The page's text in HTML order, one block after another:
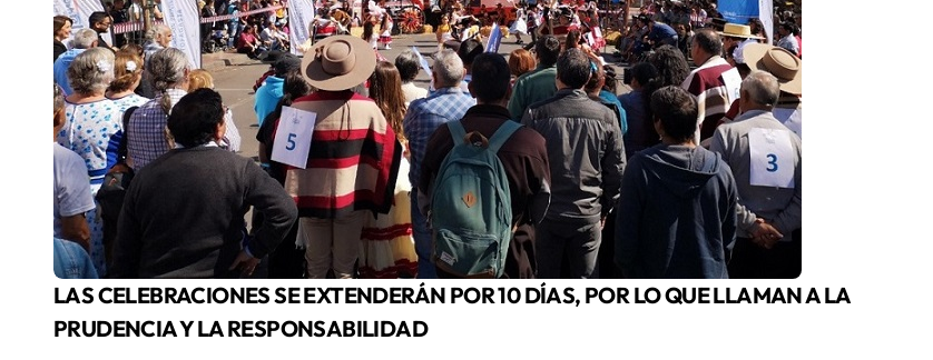
LAS CELEBRACIONES SE EXTENDERÁN POR 10 DÍAS, POR LO QUE LLAMAN A LA
PRUDENCIA Y LA RESPONSABILIDAD